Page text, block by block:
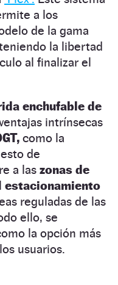
a los
de la gama
la libertad
al finalizar el
enchufable de
intrínsecas
como la
de
a las zonas de
estacionamiento
reguladas de las
ello, se
la opción más
usuarios.